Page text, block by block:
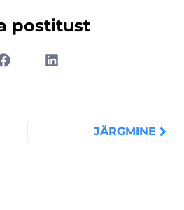
postitust
JÄRGMINE